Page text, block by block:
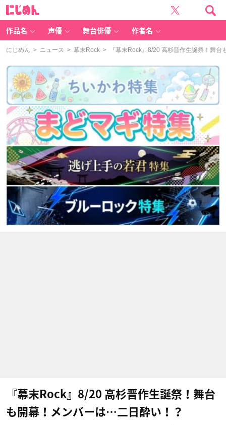
作品名 声優 舞台俳優 作者名
にじめん > ニュース > 幕末Rock > 『幕末Rock』8/20 高杉晋作生誕祭！舞台
『幕末Rock』8/20 高杉晋作生誕祭！舞台
も開幕！メンバーは…二日酔い！？